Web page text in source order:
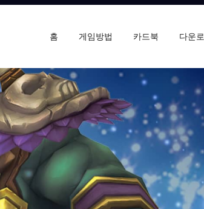
홈 게임방법 카드북 다운